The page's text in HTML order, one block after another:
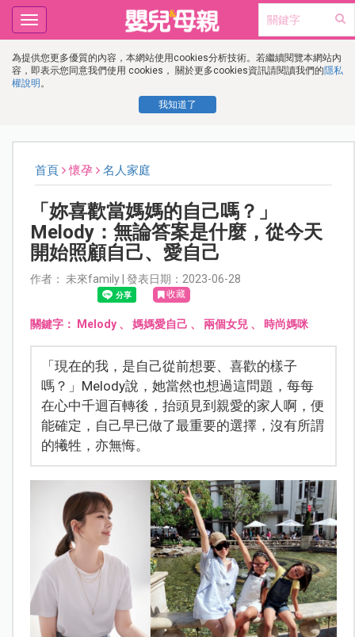
為提供您更多優質的內容，本網站使用cookies分析技術。若繼續閱覽本網站內
容，即表示您同意我們使用 cookies， 關於更多cookies資訊請閱讀我們的隱私
權說明 。
我知道了
Toggle
navigation
首頁 懷孕 名人家庭
「妳喜歡當媽媽的自己嗎？」
Melody：無論答案是什麼，從今天
開始照顧自己、愛自己
作者： 未來family | 發表日期：2023-06-28
收藏
關鍵字： Melody、 媽媽愛自己 、 兩個女兒、 時尚媽咪
「現在的我，是自己從前想要、喜歡的樣子
嗎？」Melody說，她當然也想過這問題，每每
在心中千迴百轉後，抬頭見到親愛的家人啊，便
能確定，自己早已做了最重要的選擇，沒有所謂
的犧牲，亦無悔。